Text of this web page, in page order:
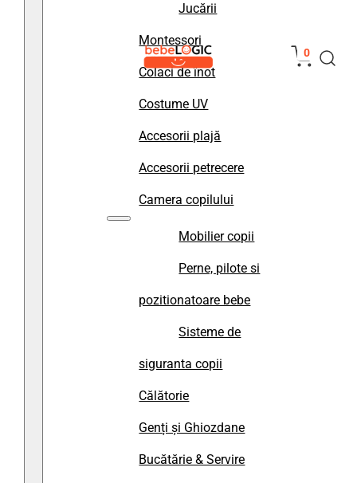
Jucării
Montessori
Colaci de înot
Costume UV
Accesorii plajă
Accesorii petrecere
Camera copilului
Mobilier copii
Perne, pilote si
pozitionatoare bebe
Sisteme de
siguranta copii
Călătorie
Genți și Ghiozdane
Bucătărie & Servire
0